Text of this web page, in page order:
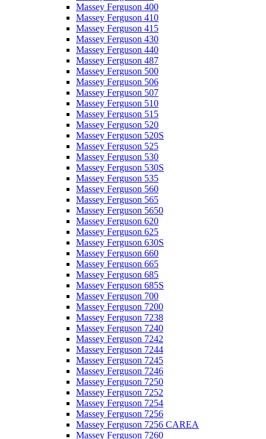
Massey Ferguson 400
Massey Ferguson 410
Massey Ferguson 415
Massey Ferguson 430
Massey Ferguson 440
Massey Ferguson 487
Massey Ferguson 500
Massey Ferguson 506
Massey Ferguson 507
Massey Ferguson 510
Massey Ferguson 515
Massey Ferguson 520
Massey Ferguson 520S
Massey Ferguson 525
Massey Ferguson 530
Massey Ferguson 530S
Massey Ferguson 535
Massey Ferguson 560
Massey Ferguson 565
Massey Ferguson 5650
Massey Ferguson 620
Massey Ferguson 625
Massey Ferguson 630S
Massey Ferguson 660
Massey Ferguson 665
Massey Ferguson 685
Massey Ferguson 685S
Massey Ferguson 700
Massey Ferguson 7200
Massey Ferguson 7238
Massey Ferguson 7240
Massey Ferguson 7242
Massey Ferguson 7244
Massey Ferguson 7245
Massey Ferguson 7246
Massey Ferguson 7250
Massey Ferguson 7252
Massey Ferguson 7254
Massey Ferguson 7256
Massey Ferguson 7256 CAREA
Massey Ferguson 7260